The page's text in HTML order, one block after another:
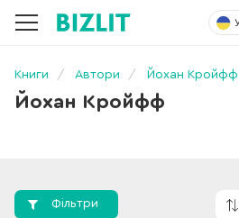
Книги Автори Йохан Кройфф
Йохан Кройфф
Фільтри